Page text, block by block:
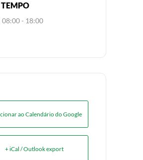
TEMPO
08:00 - 18:00
ao Calendário do Google
+ iCal / Outlook export